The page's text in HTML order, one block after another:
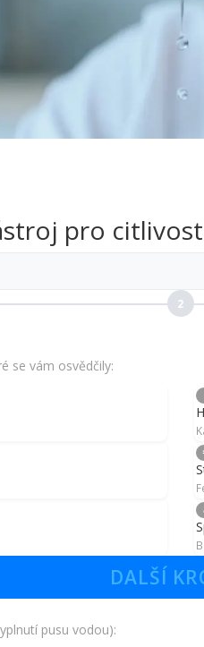
pro
2
se vám osvědčily:
DALŠÍ
pusu vodou):